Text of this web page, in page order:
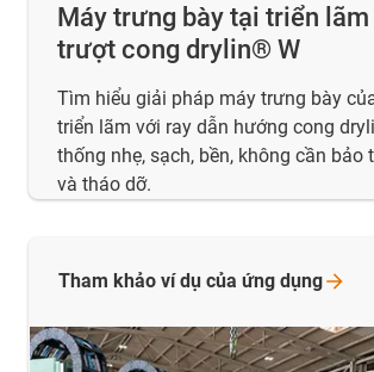
Máy trưng bày tại triển
trượt cong drylin® W
Tìm hiểu giải pháp máy trưng bày
triển lãm với ray dẫn hướng cong
thống nhẹ, sạch, bền, không cần bảo
và tháo dỡ.
Tham khảo ví dụ của ứng dụng